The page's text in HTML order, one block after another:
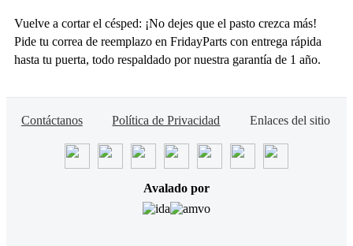
Vuelve a cortar el césped: ¡No dejes que el pasto crezca más!
Pide tu correa de reemplazo en FridayParts con entrega rápida
hasta tu puerta, todo respaldado por nuestra garantía de 1 año.
Contáctanos Política de Privacidad Enlaces del sitio
Avalado por